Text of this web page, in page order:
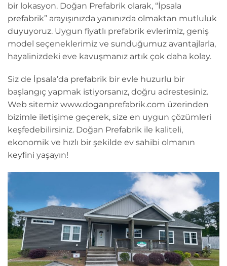
bir lokasyon. Doğan Prefabrik olarak, “İpsala
prefabrik” arayışınızda yanınızda olmaktan mutluluk
duyuyoruz. Uygun fiyatlı prefabrik evlerimiz, geniş
model seçeneklerimiz ve sunduğumuz avantajlarla,
hayalinizdeki eve kavuşmanız artık çok daha kolay.
Siz de İpsala’da prefabrik bir evle huzurlu bir
başlangıç yapmak istiyorsanız, doğru adrestesiniz.
Web sitemiz www.doganprefabrik.com üzerinden
bizimle iletişime geçerek, size en uygun çözümleri
keşfedebilirsiniz. Doğan Prefabrik ile kaliteli,
ekonomik ve hızlı bir şekilde ev sahibi olmanın
keyfini yaşayın!